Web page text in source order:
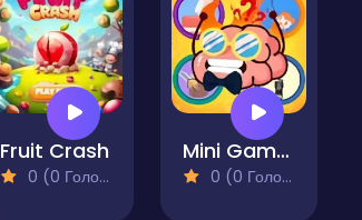
Fruit Crash
0 (0 Голосів)
Mini Games Casual Collection
0 (0 Голосів)